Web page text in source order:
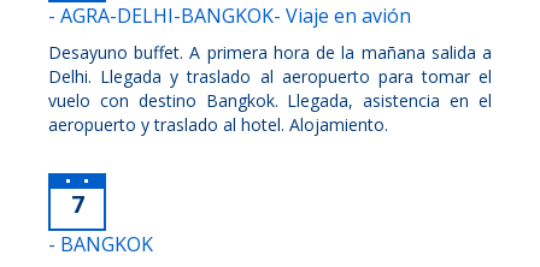
- AGRA-DELHI-BANGKOK- Viaje en avión
Desayuno buffet. A primera hora de la mañana salida a
Delhi. Llegada y traslado al aeropuerto para tomar el
vuelo con destino Bangkok. Llegada, asistencia en el
aeropuerto y traslado al hotel. Alojamiento.
7
- BANGKOK